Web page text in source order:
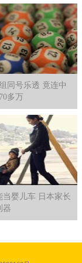
同号乐透 竟连中
多万
当婴儿车 日本家长
器